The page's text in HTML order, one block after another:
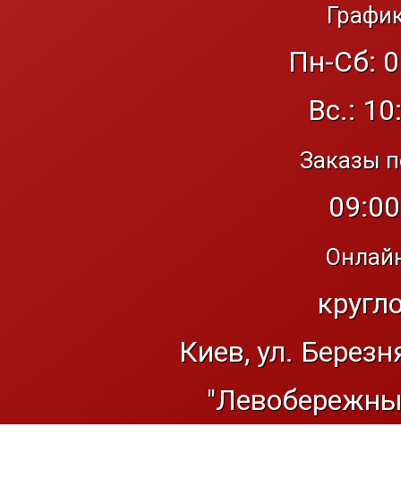
Пн-Сб:
Вс.:
Заказы
Киев, ул.